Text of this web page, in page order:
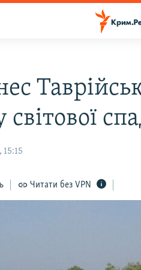
світової
Читати без VPN